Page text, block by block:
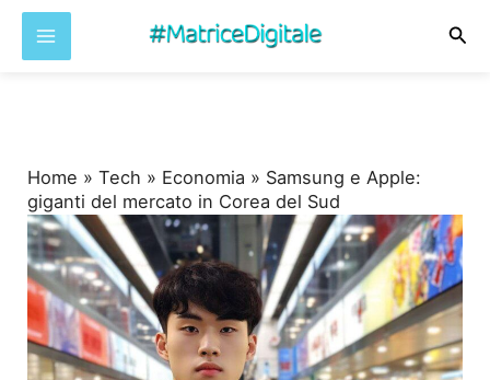
Home »Tech » Economia » Samsung e Apple:
giganti del mercato in Corea del Sud